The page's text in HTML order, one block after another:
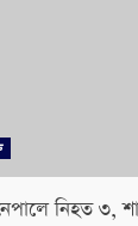
নিহত ৩,